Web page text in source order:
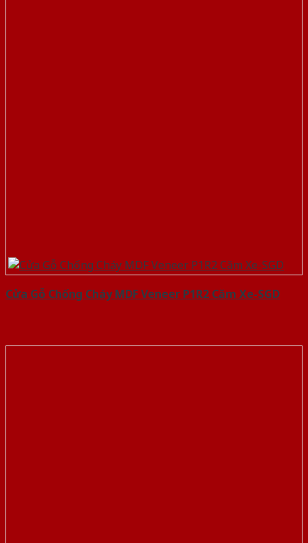
Cửa Gỗ Chống Cháy MDF Veneer P1R2 Căm Xe-SGD